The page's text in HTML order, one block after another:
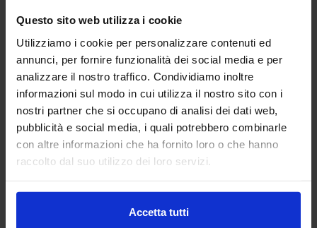
Questo sito web utilizza i cookie
Utilizziamo i cookie per personalizzare contenuti ed
annunci, per fornire funzionalità dei social media e per
analizzare il nostro traffico. Condividiamo inoltre
informazioni sul modo in cui utilizza il nostro sito con i
nostri partner che si occupano di analisi dei dati web,
pubblicità e social media, i quali potrebbero combinarle
con altre informazioni che ha fornito loro o che hanno
raccolto dal suo utilizzo dei loro servizi.
Accetta tutti
AD Consulting S.p.A
SUBFORNITURA MECCANICA
Guidiamo le aziende nel processo di trasformazione
digitale, aprendo nuove possibilità e ridefinendo i confini
dell’innovazione. Mettiamo a tua disposizione oltre 20 anni
di esperienza nel sett...
Aggiungi ai preferiti